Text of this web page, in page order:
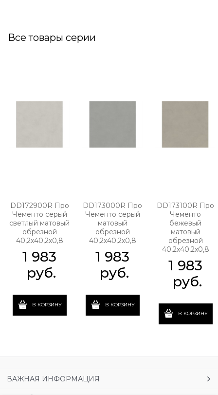
Все товары серии
DD172900R Про
Чементо серый
светлый матовый
обрезной
40,2x40,2x0,8
1 983
руб.
В КОРЗИНУ
DD173000R Про
Чементо серый
матовый
обрезной
40,2x40,2x0,8
1 983
руб.
В КОРЗИНУ
DD173100R Про
Чементо
бежевый
матовый
обрезной
40,2x40,2x0,8
1 983
руб.
В КОРЗИНУ
ВАЖНАЯ ИНФОРМАЦИЯ